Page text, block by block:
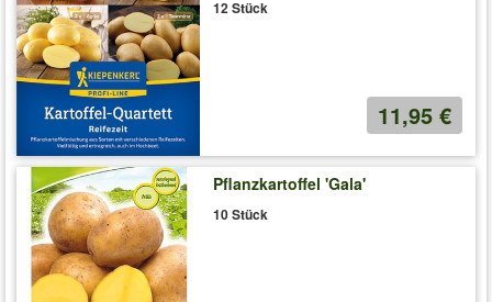
12 Stück
11,95 €
Pflanzkartoffel 'Gala'
10 Stück